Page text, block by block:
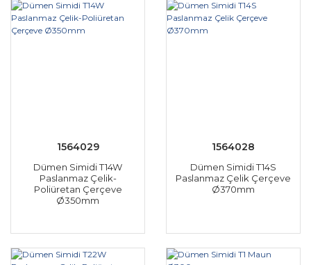
1564029
Dümen Simidi T14W
Paslanmaz Çelik-
Poliüretan Çerçeve
Ø350mm
1564028
Dümen Simidi T14S
Paslanmaz Çelik Çerçeve
Ø370mm